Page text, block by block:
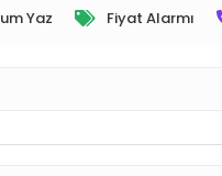
Yaz Fiyat Alarmı